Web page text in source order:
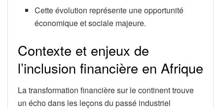
Cette évolution représente une opportunité
économique et sociale majeure.
Contexte et enjeux de
l’inclusion financière en Afrique
La transformation financière sur le continent trouve
un écho dans les leçons du passé industriel